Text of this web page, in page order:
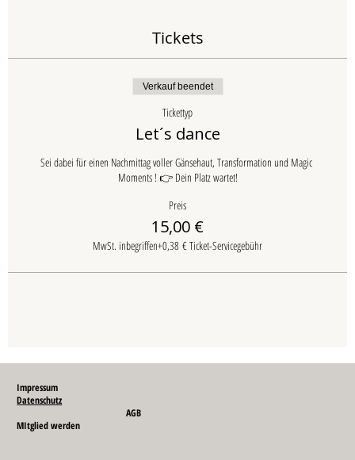
Tickets
Verkauf beendet
Tickettyp
Let´s dance
Sei dabei für einen Nachmittag voller Gänsehaut, Transformation und Magic
Moments ! 👉 Dein Platz wartet!
Preis
15,00 €
MwSt. inbegriffen+0,38 € Ticket-Servicegebühr
MItglied werden
Impressum
Datenschutz
AGB